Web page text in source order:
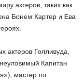
актеров, таких как
Бонем Картер и Ева
Голливуда,
Капитан
мастер по